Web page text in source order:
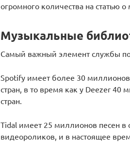
огромного количества на статью
Музыкальные
Самый важный элемент службы
Spotify имеет более 30 миллионов
стран, в то время как у Deezer 40
стран.
Tidal имеет 25 миллионов песен
видеороликов, и в настоящее